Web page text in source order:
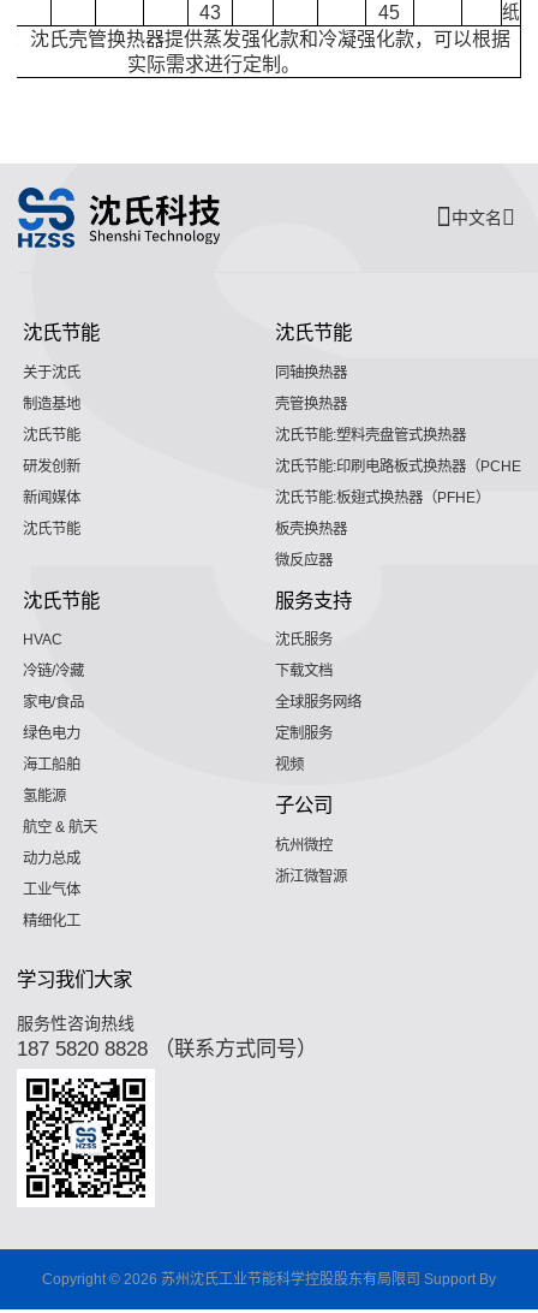
43 45
纸
²：沈氏壳管换热器提供蒸发强化款和冷凝强化款，可以根据
实际需求进行定制。
中文名
沈氏节能
关于沈氏
制造基地
沈氏节能
研发创新
新闻媒体
沈氏节能
沈氏节能
同轴换热器
壳管换热器
沈氏节能:塑料壳盘管式换热器
沈氏节能:印刷电路板式换热器（PCHE）
沈氏节能:板翅式换热器（PFHE）
板壳换热器
微反应器
沈氏节能
HVAC
冷链/冷藏
家电/食品
绿色电力
海工船舶
氢能源
航空 & 航天
动力总成
工业气体
精细化工
服务支持
沈氏服务
下载文档
全球服务网络
定制服务
视频
子公司
杭州微控
浙江微智源
学习我们大家
服务性咨询热线
187 5820 8828 （联系方式同号）
Copyright © 2026 苏州沈氏工业节能科学控股股东有局限司 Support By